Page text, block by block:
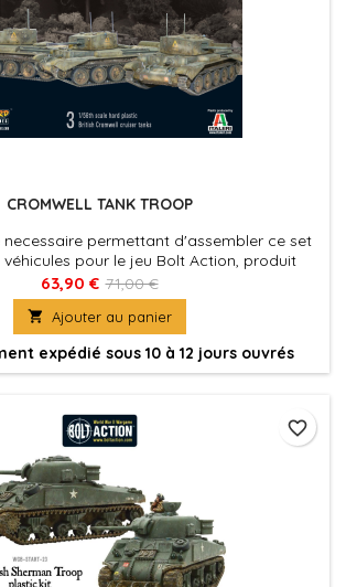
CROMWELL TANK TROOP
permettant d'assembler ce set
pour le jeu Bolt Action, produit
socles. Figurine(s) Véhicule(s) à peindre
et à assembler
63,90 € 71,00 €
 Ajouter au panier
expédié sous 10 à 12 jours ouvrés
favorite_border